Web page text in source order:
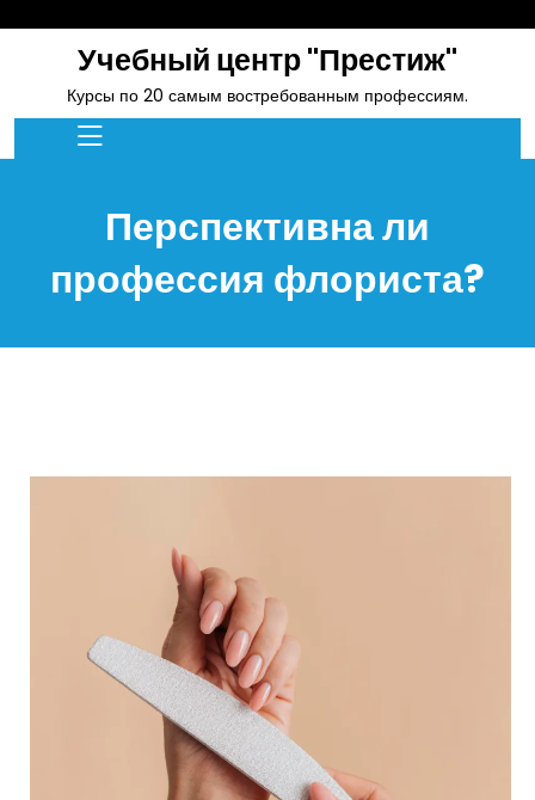
Учебный центр "Престиж"
Курсы по 20 самым востребованным профессиям.
Перспективна ли
профессия флориста?